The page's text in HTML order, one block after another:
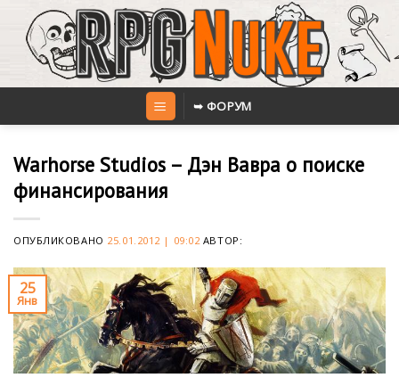
content
➥ ФОРУМ
Warhorse Studios – Дэн Вавра о поиске
финансирования
ОПУБЛИКОВАНО 25.01.2012 | 09:02АВТОР:
25
Янв